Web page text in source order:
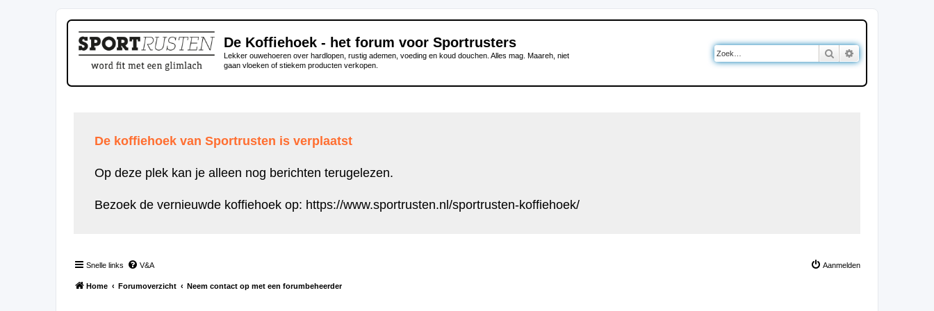
De Koffiehoek - het forum voor Sportrusters
Lekker ouwehoeren over hardlopen, rustig ademen, voeding en koud douchen. Alles mag. Maareh, niet
gaan vloeken of stiekem producten verkopen.
Zoek
De koffiehoek van Sportrusten is verplaatst
Op deze plek kan je alleen nog berichten terugelezen.
Bezoek de vernieuwde koffiehoek op: https://www.sportrusten.nl/sportrusten-koffiehoek/
Snelle links V&A Aanmelden
Home Forumoverzicht Neem contact op met een forumbeheerder